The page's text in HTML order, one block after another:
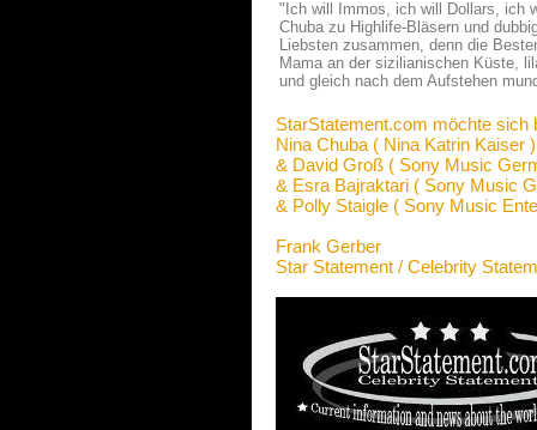
"Ich will Immos, ich will Dollars, ich
Chuba zu Highlife-Bläsern und
Liebsten zusammen, denn die
Mama an der sizilianischen Küste,
und gleich nach dem Aufstehen
StarStatement.com möchte sich
Nina Chuba ( Nina Katrin Kaiser )
& David Groß ( Sony Music
& Esra Bajraktari ( Sony Music
& Polly Staigle ( Sony Music
Frank Gerber
Star Statement / Celebrity